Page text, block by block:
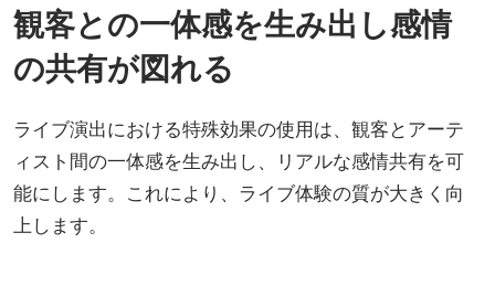
観客との一体感を生み出し感情
の共有が図れる
ライブ演出における特殊効果の使用は、観客とアーテ
ィスト間の一体感を生み出し、リアルな感情共有を可
能にします。これにより、ライブ体験の質が大きく向
上します。